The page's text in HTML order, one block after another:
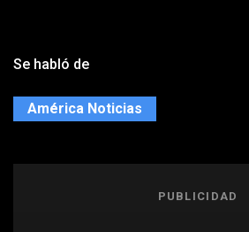
Se habló de
América Noticias
PUBLICIDAD